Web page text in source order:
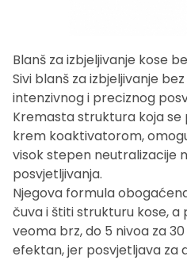
Blanš za izbjeljivanje kose
Sivi blanš za izbjeljivanje
intenzivnog i preciznog
Kremasta struktura koja se
krem koaktivatorom,
visok stepen neutralizacije
posvjetljivanja.
Njegova formula
čuva i štiti strukturu kose, a
veoma brz, do 5 nivoa za
efektan, jer posvjetljava za